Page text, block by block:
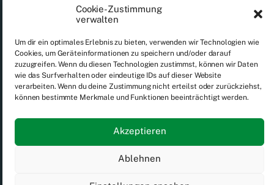
Cookie-Zustimmung
verwalten
Um dir ein optimales Erlebnis zu bieten, verwenden wir Technologien wie
Cookies, um Geräteinformationen zu speichern und/oder darauf
zuzugreifen. Wenn du diesen Technologien zustimmst, können wir Daten
wie das Surfverhalten oder eindeutige IDs auf dieser Website
verarbeiten. Wenn du deine Zustimmung nicht erteilst oder zurückziehst,
können bestimmte Merkmale und Funktionen beeinträchtigt werden.
Akzeptieren
Ablehnen
Neuzeit eine bedeutende Rolle für die europäische
Kultur und Literatur. Ähnlich wie die Tragödie
Ausdrucksformen Europas und prägte die
europäische Kulturlandschaft über die Jahrhunderte
und über Kunstformen hinweg (z.B. finden sich
epische Elemente im Sinne des Epos auch in